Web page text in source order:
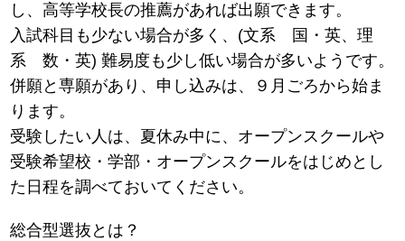
し、高等学校長の推薦があれば出願できます。
入試科目も少ない場合が多く、(文系 国・英、理
系 数・英) 難易度も少し低い場合が多いようです。
併願と専願があり、申し込みは、９月ごろから始ま
ります。
受験したい人は、夏休み中に、オープンスクールや
受験希望校・学部・オープンスクールをはじめとし
た日程を調べておいてください。
総合型選抜とは？